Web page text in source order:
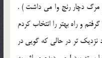
مرگ دچار رنج وا مي داشت ) .
و راه بهتر را انتخاب كردم
تر در حالي كه گويي در